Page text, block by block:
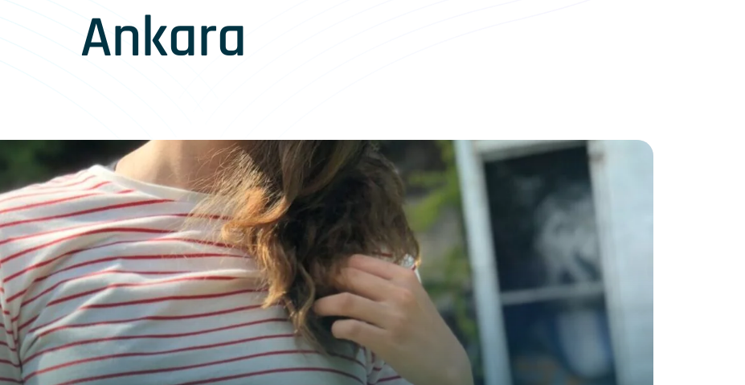
Ankara